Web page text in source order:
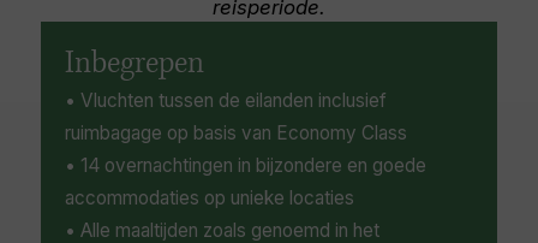
jaren 1770, en de historische Alto Vista kapel,
hoogste punt van Nederland, om te genieten
van panoramische uitzichten. Elk eiland
weerspiegelt een unieke culturele mix van
Nederlandse erfgoed en Caribische
levendigheid, en biedt vredige retraites en
buitenavonturen, van wandelen en wildlife
spotten tot het verkennen van de rijke
onderwaterwereld.
reisperiode.
Inbegrepen
• Vluchten tussen de eilanden inclusief
ruimbagage op basis van Economy Class
• 14 overnachtingen in bijzondere en goede
accommodaties op unieke locaties
• Alle maaltijden zoals genoemd in het